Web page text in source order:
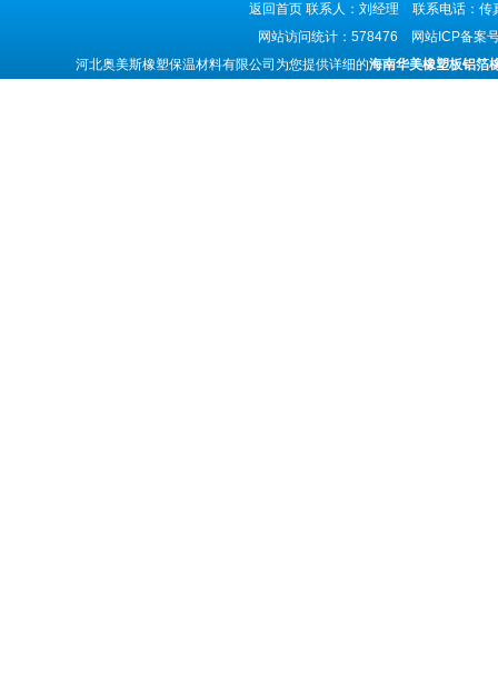
返回首页 联系人：刘经理 联系电话：
网站访问统计：578476 网站ICP备案
河北奥美斯橡塑保温材料有限公司为您提供详细的海南华美橡塑板铝箔